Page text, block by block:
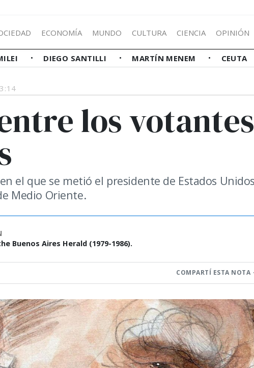
ECONOMÍA MUNDO CULTURA CIENCIA OPINIÓN
DIEGO SANTILLI MARTÍN MENEM CEUTA
los
el que se metió el presidente de Estados
Medio Oriente.
Buenos Aires Herald (1979-1986).
COMPARTÍ ESTA NOTA